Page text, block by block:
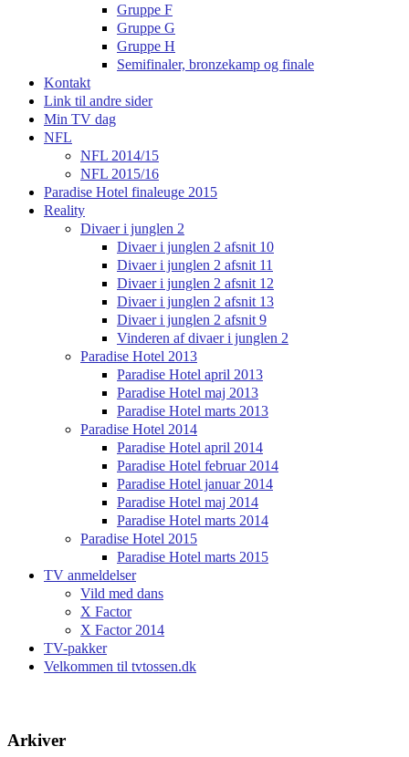
Gruppe F
Gruppe G
Gruppe H
Semifinaler, bronzekamp og finale
Kontakt
Link til andre sider
Min TV dag
NFL
NFL 2014/15
NFL 2015/16
Paradise Hotel finaleuge 2015
Reality
Divaer i junglen 2
Divaer i junglen 2 afsnit 10
Divaer i junglen 2 afsnit 11
Divaer i junglen 2 afsnit 12
Divaer i junglen 2 afsnit 13
Divaer i junglen 2 afsnit 9
Vinderen af divaer i junglen 2
Paradise Hotel 2013
Paradise Hotel april 2013
Paradise Hotel maj 2013
Paradise Hotel marts 2013
Paradise Hotel 2014
Paradise Hotel april 2014
Paradise Hotel februar 2014
Paradise Hotel januar 2014
Paradise Hotel maj 2014
Paradise Hotel marts 2014
Paradise Hotel 2015
Paradise Hotel marts 2015
TV anmeldelser
Vild med dans
X Factor
X Factor 2014
TV-pakker
Velkommen til tvtossen.dk
Arkiver